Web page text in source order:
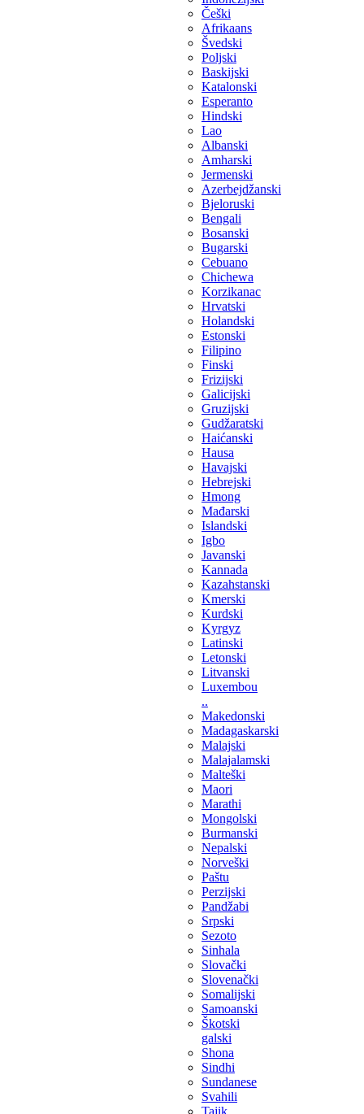
Češki
Afrikaans
Švedski
Poljski
Baskijski
Katalonski
Esperanto
Hindski
Lao
Albanski
Amharski
Jermenski
Azerbejdžanski
Bjeloruski
Bengali
Bosanski
Bugarski
Cebuano
Chichewa
Korzikanac
Hrvatski
Holandski
Estonski
Filipino
Finski
Frizijski
Galicijski
Gruzijski
Gudžaratski
Haićanski
Hausa
Havajski
Hebrejski
Hmong
Mađarski
Islandski
Igbo
Javanski
Kannada
Kazahstanski
Kmerski
Kurdski
Kyrgyz
Latinski
Letonski
Litvanski
Luxembou
..
Makedonski
Madagaskarski
Malajski
Malajalamski
Malteški
Maori
Marathi
Mongolski
Burmanski
Nepalski
Norveški
Paštu
Perzijski
Pandžabi
Srpski
Sezoto
Sinhala
Slovački
Slovenački
Somalijski
Samoanski
Škotski
galski
Shona
Sindhi
Sundanese
Svahili
Tajik